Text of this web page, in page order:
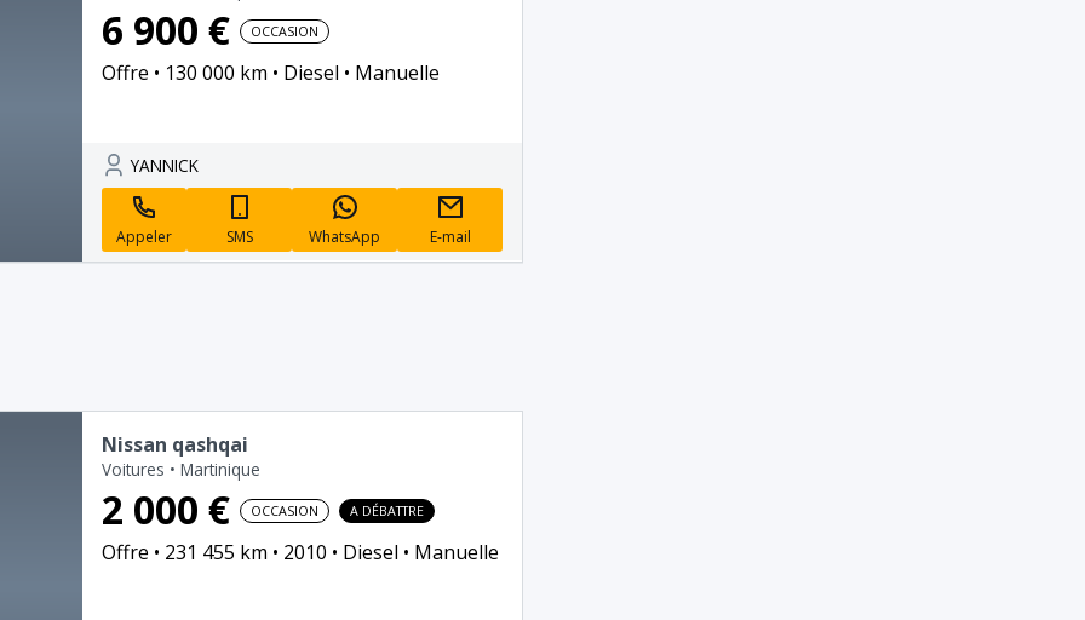
6 900 € OCCASION
Offre 130 000 km Diesel Manuelle
YANNICK
Appeler SMS WhatsApp E-mail
Nissan qashqai
Voitures • Martinique
2 000 € OCCASION A DÉBATTRE
Offre 231 455 km 2010 Diesel Manuelle